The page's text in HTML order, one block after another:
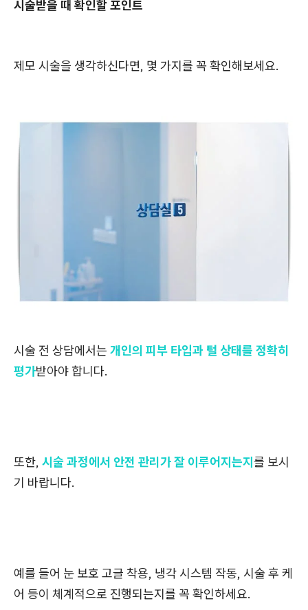
시술받을 때 확인할 포인트
제모 시술을 생각하신다면, 몇 가지를 꼭 확인해보세요.
시술 전 상담에서는 개인의 피부 타입과 털 상태를 정확히
평가받아야 합니다.
또한, 시술 과정에서 안전 관리가 잘 이루어지는지를 보시
기 바랍니다.
예를 들어 눈 보호 고글 착용, 냉각 시스템 작동, 시술 후 케
어 등이 체계적으로 진행되는지를 꼭 확인하세요.